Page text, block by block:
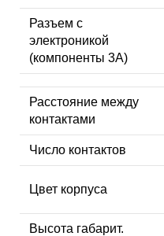
Разъем с
электроникой
(компоненты 3A)
Расстояние между
контактами
Число контактов
Цвет корпуса
Высота габарит.